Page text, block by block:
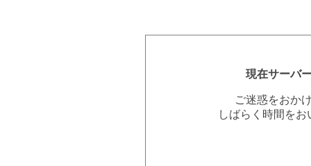
現在サーバ
ご迷惑をおか
しばらく時間を